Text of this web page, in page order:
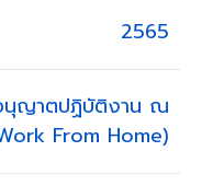
2565
นุญาตปฏิบัติงาน ณ
From Home)